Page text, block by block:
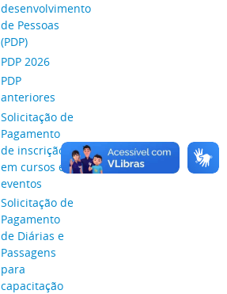
desenvolvimento
de Pessoas
(PDP)
PDP 2026
PDP
anteriores
Solicitação de
Pagamento
de inscrição
em cursos e
eventos
Solicitação de
Pagamento
de Diárias e
Passagens
para
capacitação